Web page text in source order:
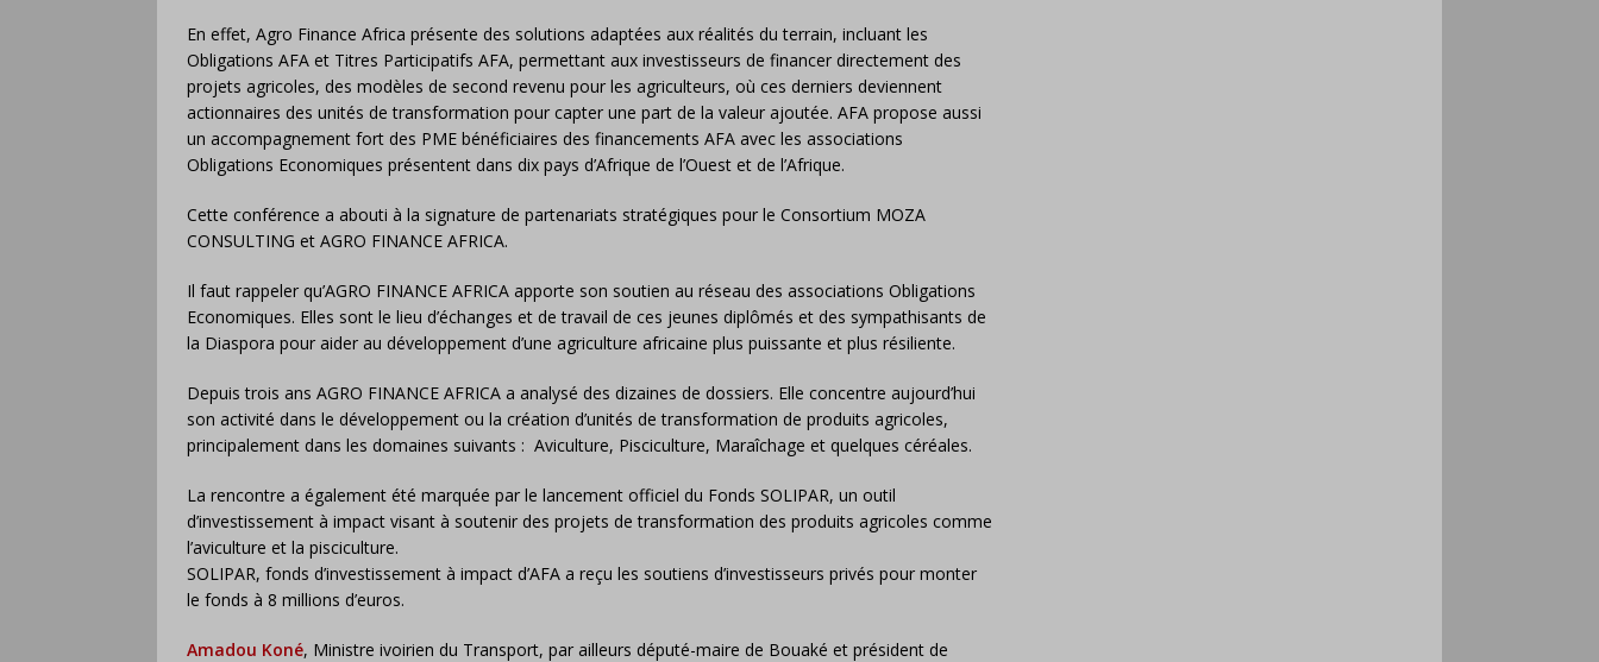
En effet, Agro Finance Africa présente des solutions adaptées aux réalités du terrain, incluant les
Obligations AFA et Titres Participatifs AFA, permettant aux investisseurs de financer directement des
projets agricoles, des modèles de second revenu pour les agriculteurs, où ces derniers deviennent
actionnaires des unités de transformation pour capter une part de la valeur ajoutée. AFA propose aussi
un accompagnement fort des PME bénéficiaires des financements AFA avec les associations
Obligations Economiques présentent dans dix pays d’Afrique de l’Ouest et de l’Afrique.
Cette conférence a abouti à la signature de partenariats stratégiques pour le Consortium MOZA
CONSULTING et AGRO FINANCE AFRICA.
Il faut rappeler qu’AGRO FINANCE AFRICA apporte son soutien au réseau des associations Obligations
Economiques. Elles sont le lieu d’échanges et de travail de ces jeunes diplômés et des sympathisants de
la Diaspora pour aider au développement d’une agriculture africaine plus puissante et plus résiliente.
Depuis trois ans AGRO FINANCE AFRICA a analysé des dizaines de dossiers. Elle concentre aujourd’hui
son activité dans le développement ou la création d’unités de transformation de produits agricoles,
principalement dans les domaines suivants : Aviculture, Pisciculture, Maraîchage et quelques céréales.
La rencontre a également été marquée par le lancement officiel du Fonds SOLIPAR, un outil
d’investissement à impact visant à soutenir des projets de transformation des produits agricoles comme
l’aviculture et la pisciculture.
SOLIPAR, fonds d’investissement à impact d’AFA a reçu les soutiens d’investisseurs privés pour monter
le fonds à 8 millions d’euros.
Amadou Koné, Ministre ivoirien du Transport, par ailleurs député-maire de Bouaké et président de